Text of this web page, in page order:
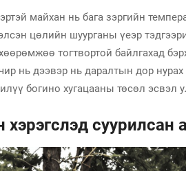
майхан нь бага зэргийн
цөлийн шуурганы үеэр
тогтвортой байлгахад
нь дээвэр нь даралтын дор
богино хугацааны төсөл
хэрэгслэд